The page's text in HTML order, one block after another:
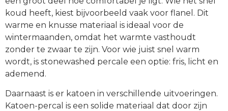
koud heeft, kiest bijvoorbeeld vaak voor flanel. Dit
warme en knusse materiaal is ideaal voor de
wintermaanden, omdat het warmte vasthoudt
zonder te zwaar te zijn. Voor wie juist snel warm
wordt, is stonewashed percale een optie: fris, licht en
ademend.
Daarnaast is er katoen in verschillende uitvoeringen.
Katoen-percal is een solide materiaal dat door zijn